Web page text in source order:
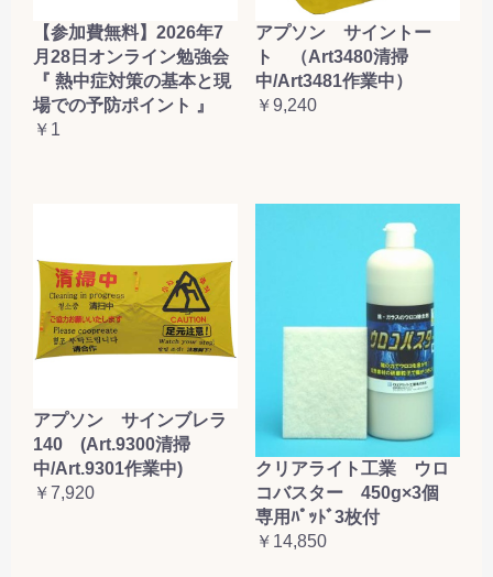
【参加費無料】2026年7
月28日オンライン勉強会
『 熱中症対策の基本と現
場での予防ポイント 』
￥1
アプソン サイントー
ト （Art3480清掃
中/Art3481作業中）
￥9,240
アプソン サインブレラ
140 (Art.9300清掃
中/Art.9301作業中)
￥7,920
クリアライト工業 ウロ
コバスター 450g×3個
専用ﾊﾟｯﾄﾞ3枚付
￥14,850